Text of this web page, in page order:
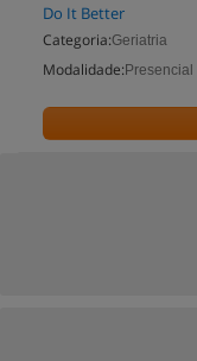
Do It Better
Categoria:Geriatria
Modalidade: Presencial